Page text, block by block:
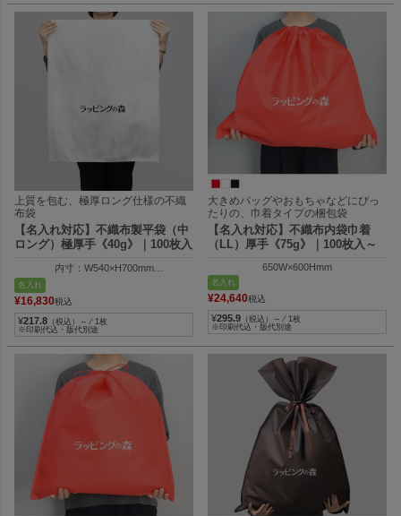
上質を包む、極厚ロング仕様の不織
布袋
【名入れ対応】不織布製平袋（中
ロング）極厚手《40g》｜100枚入
内寸：W540×H700mm
名入れ
¥16,830税込
¥217.8 （税込）～ ⁄ 1枚
※印刷代込・版代別途
大きめバッグやおもちゃなどにぴっ
たりの、巾着タイプの梱包袋
【名入れ対応】不織布内袋巾着
（LL）厚手《75g》｜100枚入～
650W×600Hmm
名入れ
¥24,640税込
¥295.9 （税込）～ ⁄ 1枚
※印刷代込・版代別途